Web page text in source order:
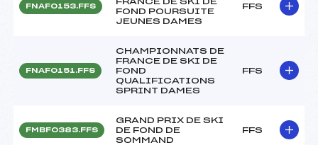
FNAF0153.FFS
FOND POURSUITE
JEUNES DAMES
FFS
FNAF0151.FFS
CHAMPIONNATS DE
FRANCE DE SKI DE
FOND
QUALIFICATIONS
SPRINT DAMES
FFS
FMBF0383.FFS
GRAND PRIX DE SKI
DE FOND DE
SOMMAND
FFS